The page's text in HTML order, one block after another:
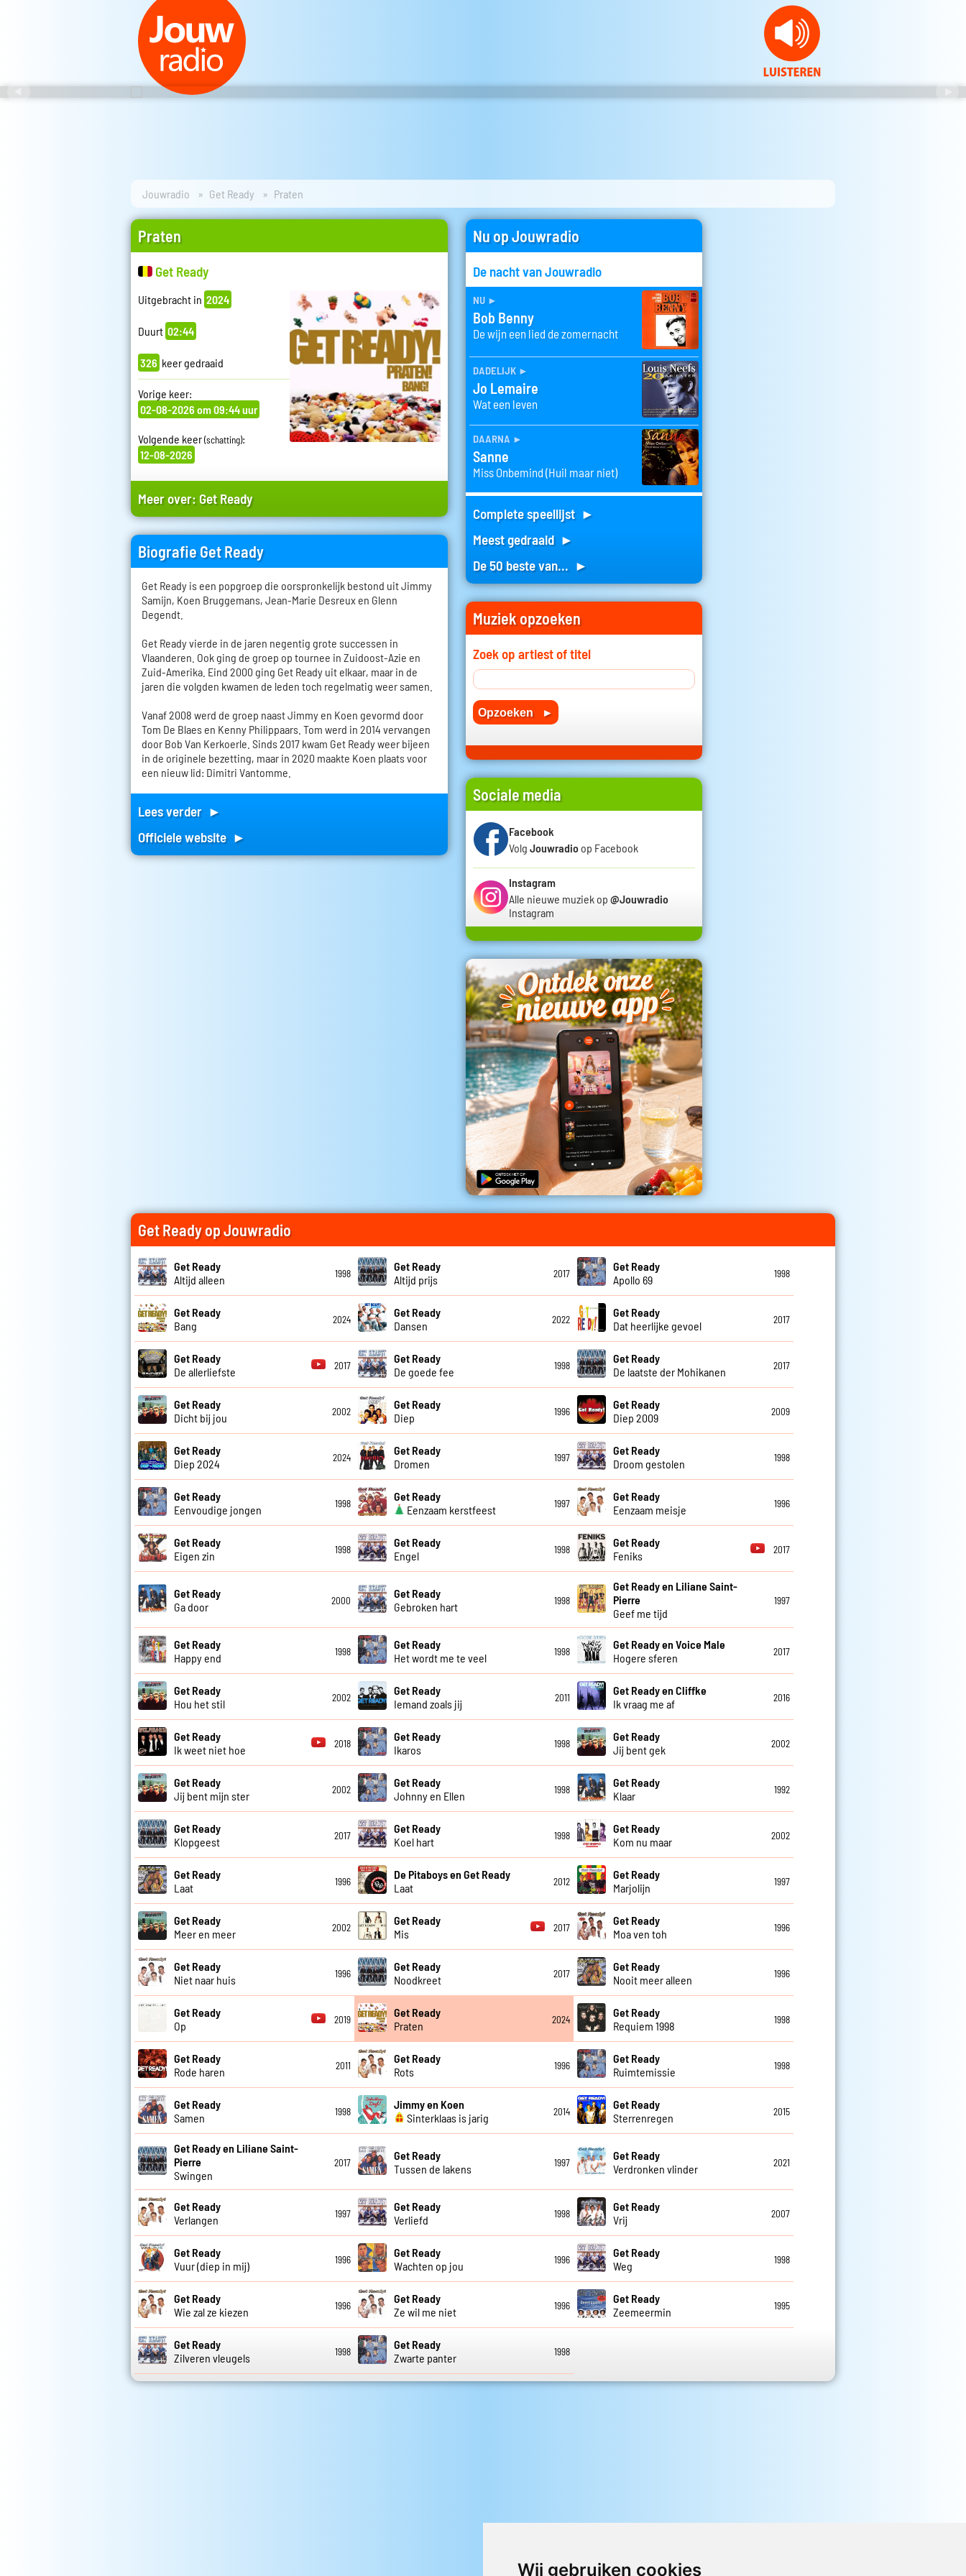
Wij gebruiken cookies
Jouwradio Get Ready Praten
Praten
Get Ready
Uitgebracht in 2024
Duurt 02:44
326 keer gedraaid
Vorige keer:
02-08-2026 om 09:44 uur
Volgende keer(schatting):
12-08-2026
Meer over: Get Ready
Biografie Get Ready
Get Ready is een popgroep die oorspronkelijk bestond uit Jimmy
Samijn, Koen Bruggemans, Jean-Marie Desreux en Glenn
Degendt.
Get Ready vierde in de jaren negentig grote successen in
Vlaanderen. Ook ging de groep op tournee in Zuidoost-Azie en
Zuid-Amerika. Eind 2000 ging Get Ready uit elkaar, maar in de
jaren die volgden kwamen de leden toch regelmatig weer samen.
Vanaf 2008 werd de groep naast Jimmy en Koen gevormd door
Tom De Blaes en Kenny Philippaars. Tom werd in 2014 vervangen
door Bob Van Kerkoerle. Sinds 2017 kwam Get Ready weer bijeen
in de originele bezetting, maar in 2020 maakte Koen plaats voor
een nieuw lid: Dimitri Vantomme.
Lees verder ►
Officiele website ►
Nu op Jouwradio
De nacht van Jouwradio
nu ►
Bob Benny
De wijn een lied de zomernacht
dadelijk ►
Jo Lemaire
Wat een leven
daarna ►
Sanne
Miss Onbemind (Huil maar niet)
Complete speellijst ►
Meest gedraaid ►
De 50 beste van... ►
Muziek opzoeken
Zoek op artiest of titel
Sociale media
Facebook
Volg Jouwradio op Facebook
Instagram
Alle nieuwe muziek op @Jouwradio
Instagram
Get Ready op Jouwradio
Get Ready
Altijd alleen
1998
Get Ready
Altijd prijs
2017
Get Ready
Apollo 69
1998
Get Ready
Bang
2024
Get Ready
Dansen
2022
Get Ready
Dat heerlijke gevoel
2017
Get Ready
De allerliefste
2017
Get Ready
De goede fee
1998
Get Ready
De laatste der Mohikanen
2017
Get Ready
Dicht bij jou
2002
Get Ready
Diep
1996
Get Ready
Diep 2009
2009
Get Ready
Diep 2024
2024
Get Ready
Dromen
1997
Get Ready
Droom gestolen
1998
Get Ready
Eenvoudige jongen
1998
Get Ready
Eenzaam kerstfeest
1997
Get Ready
Eenzaam meisje
1996
Get Ready
Eigen zin
1998
Get Ready
Engel
1998
Get Ready
Feniks
2017
Get Ready
Ga door
2000
Get Ready
Gebroken hart
1998
Get Ready en Liliane Saint-
Pierre
Geef me tijd
1997
Get Ready
Happy end
1998
Get Ready
Het wordt me te veel
1998
Get Ready en Voice Male
Hogere sferen
2017
Get Ready
Hou het stil
2002
Get Ready
Iemand zoals jij
2011
Get Ready en Cliffke
Ik vraag me af
2016
Get Ready
Ik weet niet hoe
2018
Get Ready
Ikaros
1998
Get Ready
Jij bent gek
2002
Get Ready
Jij bent mijn ster
2002
Get Ready
Johnny en Ellen
1998
Get Ready
Klaar
1992
Get Ready
Klopgeest
2017
Get Ready
Koel hart
1998
Get Ready
Kom nu maar
2002
Get Ready
Laat
1996
De Pitaboys en Get Ready
Laat
2012
Get Ready
Marjolijn
1997
Get Ready
Meer en meer
2002
Get Ready
Mis
2017
Get Ready
Moa ven toh
1996
Get Ready
Niet naar huis
1996
Get Ready
Noodkreet
2017
Get Ready
Nooit meer alleen
1996
Get Ready
Op
2019
Get Ready
Praten
2024
Get Ready
Requiem 1998
1998
Get Ready
Rode haren
2011
Get Ready
Rots
1996
Get Ready
Ruimtemissie
1998
Get Ready
Samen
1998
Jimmy en Koen
Sinterklaas is jarig
2014
Get Ready
Sterrenregen
2015
Get Ready en Liliane Saint-
Pierre
Swingen
2017
Get Ready
Tussen de lakens
1997
Get Ready
Verdronken vlinder
2021
Get Ready
Verlangen
1997
Get Ready
Verliefd
1998
Get Ready
Vrij
2007
Get Ready
Vuur (diep in mij)
1996
Get Ready
Wachten op jou
1996
Get Ready
Weg
1998
Get Ready
Wie zal ze kiezen
1996
Get Ready
Ze wil me niet
1996
Get Ready
Zeemeermin
1995
Get Ready
Zilveren vleugels
1998
Get Ready
Zwarte panter
1998